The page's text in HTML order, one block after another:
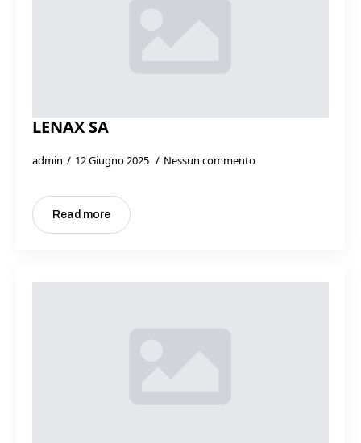
LENAX SA
admin 12 Giugno 2025 Nessun commento
Read more